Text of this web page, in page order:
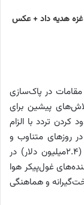
غزه هدیه داد + عکس
در پاک‌سازی
پیشین برای
تردد با الزام
روزهای متناوب و
ساخت دو برج مه‌گیر به ارزش ۲۰۰‌میلیون روپیه (۲.۴‌میلیون دلار) در
غول‌پیکر هوا
و هماهنگی